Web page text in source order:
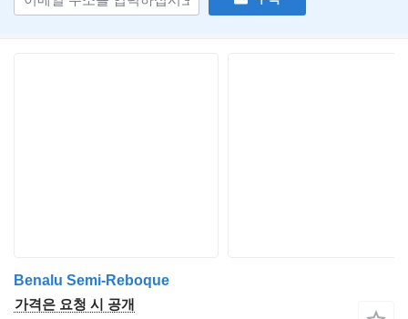
Benalu Semi-Reboque
가격은 요청 시 공개